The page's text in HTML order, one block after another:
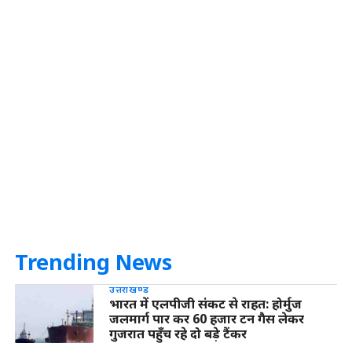
Trending News
उत्तराखण्ड
भारत में एलपीजी संकट से राहत: होर्मुज
जलमार्ग पार कर 60 हजार टन गैस लेकर
गुजरात पहुँच रहे दो बड़े टैंकर